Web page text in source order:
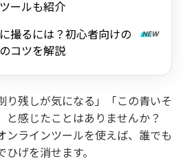
ールも紹介
撮るには？初心者向けの
コツを解説
り残しが気になる」「この青いそ
と感じたことはありませんか？
ンラインツールを使えば、誰でも
げを消せます。